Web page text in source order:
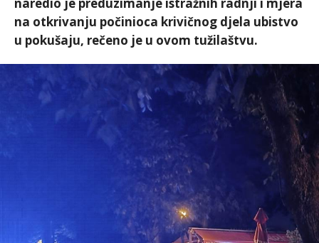
na otkrivanju počinioca krivičnog djela ubistvo
u pokušaju, rečeno je u ovom tužilaštvu.